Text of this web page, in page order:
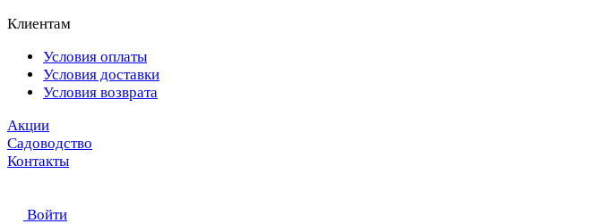
Клиентам
Условия оплаты
Условия доставки
Условия возврата
Акции
Садоводство
Контакты
Войти